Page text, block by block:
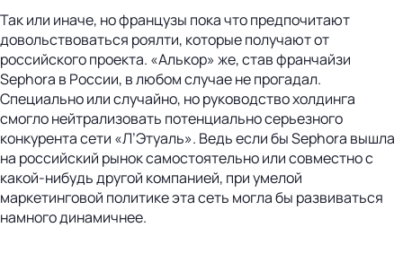
Так или иначе, но французы пока что предпочитают
довольствоваться роялти, которые получают от
российского проекта. «Алькор» же, став франчайзи
Sephora в России, в любом случае не прогадал.
Специально или случайно, но руководство холдинга
смогло нейтрализовать потенциально серьезного
конкурента сети «Л’Этуаль». Ведь если бы Sephora вышла
на российский рынок самостоятельно или совместно с
какой-нибудь другой компанией, при умелой
маркетинговой политике эта сеть могла бы развиваться
намного динамичнее.